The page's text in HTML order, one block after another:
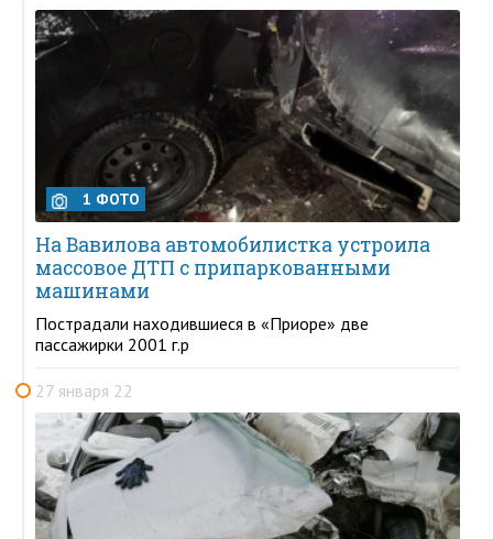
1 ФОТО
На Вавилова автомобилистка устроила
массовое ДТП с припаркованными
машинами
Пострадали находившиеся в «Приоре» две
пассажирки 2001 г.р
27 января 22